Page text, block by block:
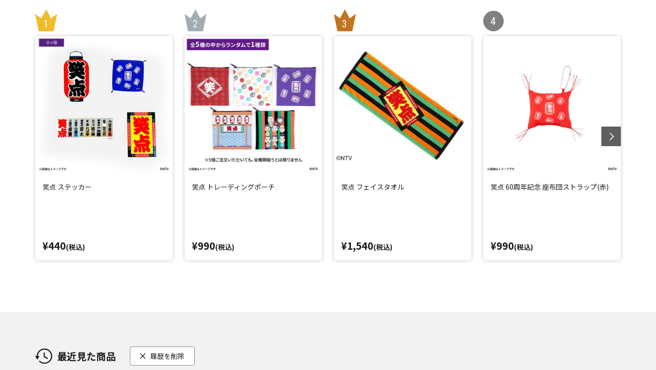
笑点 ステッカー
¥440(税込)
笑点 トレーディングポーチ
¥990(税込)
笑点 フェイスタオル
¥1,540(税込)
笑点 60周年記念 座布団ストラップ(赤)
¥990(税込)
最近見た商品 履歴を削除